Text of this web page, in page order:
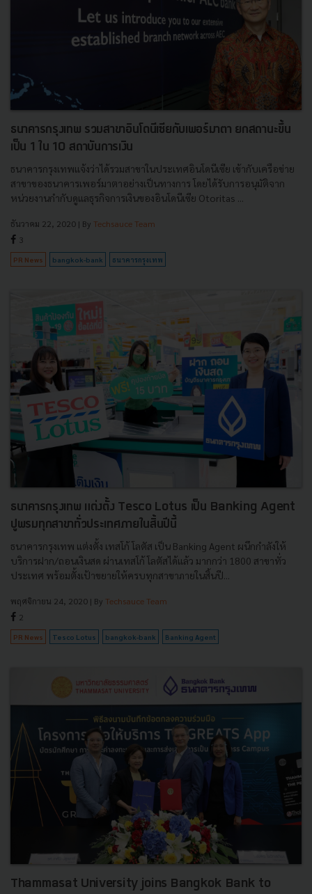
ธนาคารกรุงเทพ รวมสาขาอินโดนีเซียกับเพอร์มาตา ยกสถานะขึ้น
เป็น 1 ใน 10 สถาบันการเงิน
ธนาคารกรุงเทพแจ้งว่าได้รวมสาขาในประเทศอินโดนีเซีย เข้ากับเครือข่าย
สาขาของธนาคารเพอร์มาตาอย่างเป็นทางการ โดยได้รับการอนุมัติจาก
หน่วยงานกำกับดูแลธุรกิจการเงินของอินโดนีเซีย Otoritas ...
ธันวาคม 22, 2020 | By Techsauce Team
3
PR News bangkok-bank ธนาคารกรุงเทพ
ธนาคารกรุงเทพ แต่งตั้ง Tesco Lotus เป็น Banking Agent
ปูพรมทุกสาขาทั่วประเทศภายในสิ้นปีนี้
ธนาคารกรุงเทพ แต่งตั้ง เทสโก้ โลตัส เป็น Banking Agent ผนึกกำลังให้
บริการฝาก/ถอนเงินสด ผ่านเทสโก้ โลตัสได้แล้ว มากกว่า 1800 สาขาทั่ว
ประเทศ พร้อมตั้งเป้าขยายให้ครบทุกสาขาภายในสิ้นปี...
พฤศจิกายน 24, 2020 | By Techsauce Team
2
PR News Tesco Lotus bangkok-bank Banking Agent
Thammasat University joins Bangkok Bank to